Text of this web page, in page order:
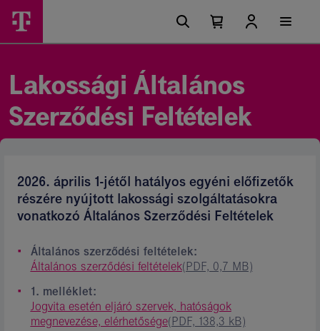
Lakossági
Ászf
Magyar
Telekom
csoport
Főmenü
lehetőségek
Kosárban
Kosár
Lakossági Általános
Szerződési Feltételek
2026. április 1-jétől hatályos egyéni előfizetők
részére nyújtott lakossági szolgáltatásokra
vonatkozó Általános Szerződési Feltételek
Általános szerződési feltételek:
Általános szerződési feltételek(PDF, 0,7 MB)
1. melléklet:
Jogvita esetén eljáró szervek, hatóságok
megnevezése, elérhetősége(PDF, 138,3 kB)